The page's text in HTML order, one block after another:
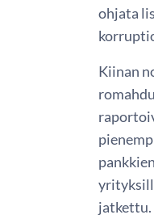
ohjata
Kiinan
jatkettu.